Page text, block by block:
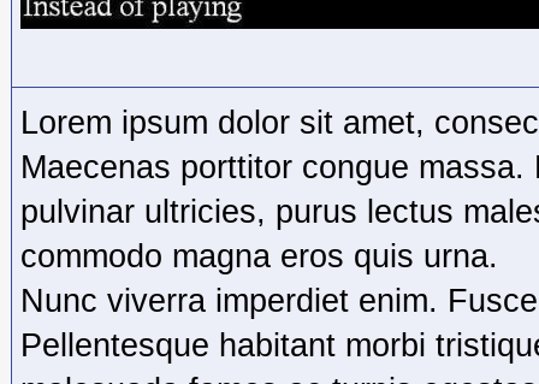
Lorem ipsum dolor sit amet,
Maecenas porttitor congue
pulvinar ultricies, purus lectus
commodo magna eros quis urna.
Nunc viverra imperdiet enim.
Pellentesque habitant morbi